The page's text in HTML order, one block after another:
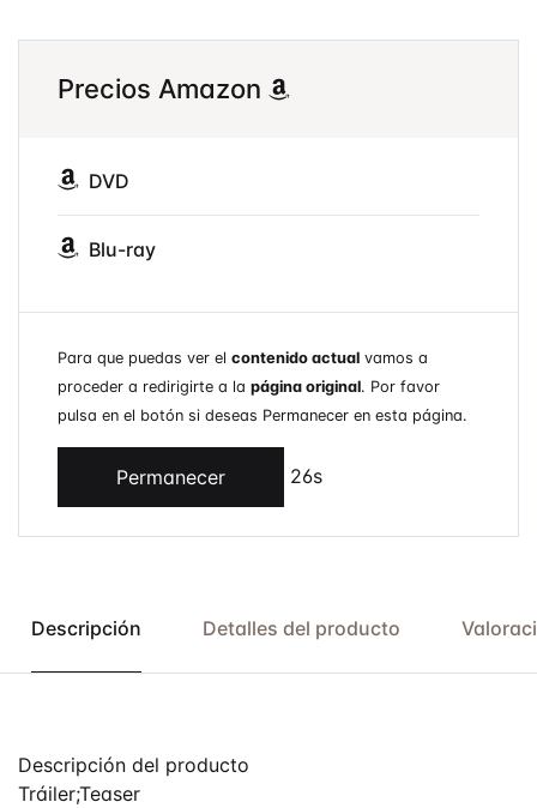
Precios Amazon
DVD
Blu-ray
Para que puedas ver el contenido actual vamos a
proceder a redirigirte a la página original. Por favor
pulsa en el botón si deseas Permanecer en esta página.
Permanecer 26s
Descripción Detalles del producto
Descripción del producto
Tráiler;Teaser